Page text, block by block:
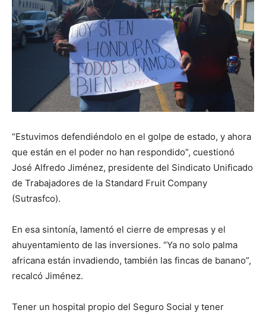
“Estuvimos defendiéndolo en el golpe de estado, y ahora
que están en el poder no han respondido”, cuestionó
José Alfredo Jiménez, presidente del Sindicato Unificado
de Trabajadores de la Standard Fruit Company
(Sutrasfco).
En esa sintonía, lamentó el cierre de empresas y el
ahuyentamiento de las inversiones. “Ya no solo palma
africana están invadiendo, también las fincas de banano”,
recalcó Jiménez.
Tener un hospital propio del Seguro Social y tener